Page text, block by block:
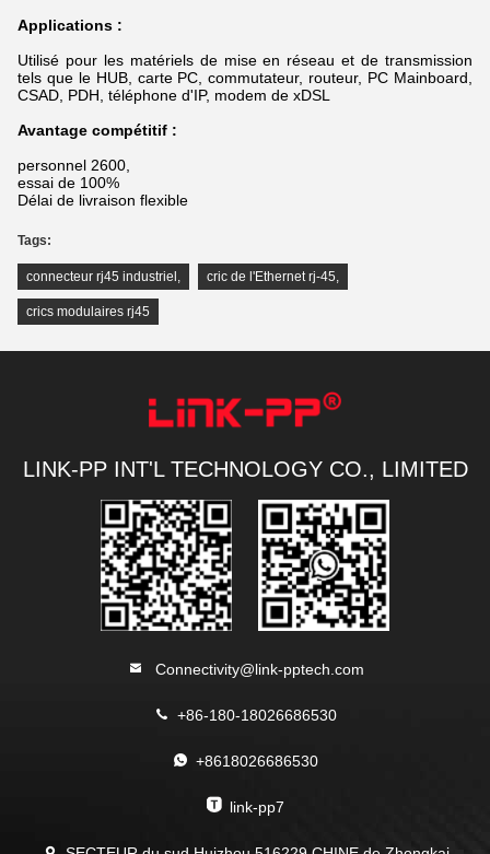
Applications :
Utilisé pour les matériels de mise en réseau et de transmission
tels que le HUB, carte PC, commutateur, routeur, PC Mainboard,
CSAD, PDH, téléphone d'IP, modem de xDSL
Avantage compétitif :
personnel 2600,
essai de 100%
Délai de livraison flexible
Tags:
connecteur rj45 industriel , cric de l'Ethernet rj-45,
crics modulaires rj45
LINK-PP INT'L TECHNOLOGY CO., LIMITED
Connectivity@link-pptech.com
+86-180-18026686530
+8618026686530
link-pp7